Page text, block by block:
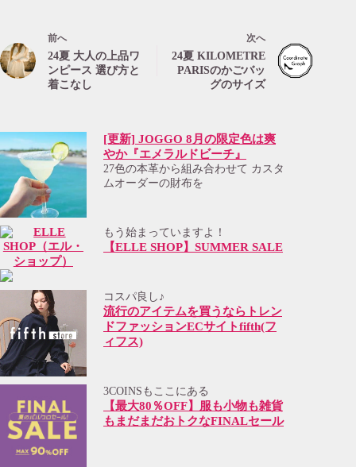
前へ
24夏 大人の上品ワ
ンピース 選び方と
着こなし
次へ
24夏 KILOMETRE
PARISのかごバッ
グのサイズ
[更新] JOGGO 8月の限定色は爽
やか『エメラルドビーチ』
27色の本革から組み合わせて カスタ
ムオーダーの財布を
もう始まっていますよ！
【ELLE SHOP】SUMMER SALE
コスパ良し♪
流行のアイテムを買うならトレン
ドファッションECサイトfifth(フ
ィフス)
3COINSもここにある
【最大80％OFF】服も小物も雑貨
もまだまだおトクなFINALセール